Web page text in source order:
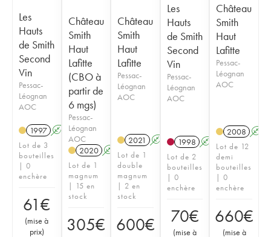
Les
Hauts
de Smith
Second
Vin
Pessac-
Léognan
AOC
1997 A
Lot de 3
bouteilles
| 0
enchère
61€
(mise à
prix)
Château
Smith
Haut
Lafitte
(CBO à
partir de
6 mgs)
Pessac-
Léognan
AOC
2020 A T
Lot de 1
magnum
| 15 en
stock
305€
Château
Smith
Haut
Lafitte
Pessac-
Léognan
AOC
2021 A T
Lot de 1
double
magnum
| 2 en
stock
600€
Les
Hauts
de Smith
Second
Vin
Pessac-
Léognan
AOC
1998 A
Lot de 2
bouteilles
| 0
enchère
70€
(mise à
Château
Smith
Haut
Lafitte
Pessac-
Léognan
AOC
2008 A
Lot de 12
demi
bouteilles
| 0
enchère
660€
(mise à